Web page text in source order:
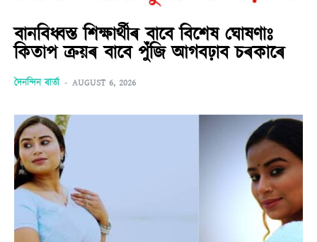
বানবিধ্বস্ত শিক্ষাৰ্থীৰ বাবে বিশেষ ঘোষণাঃ
কিতাপ ক্ৰয়ৰ বাবে পুঁজি আগবঢ়াব চৰকাৰে
দৈনন্দিন বাৰ্তা - AUGUST 6, 2026